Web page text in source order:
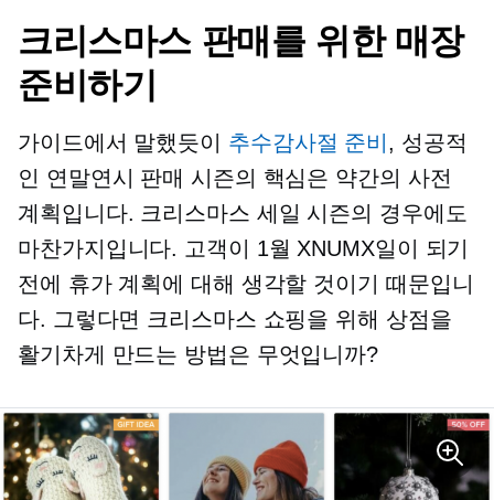
크리스마스 판매를 위한 매장
준비하기
가이드에서 말했듯이 추수감사절 준비, 성공적
인 연말연시 판매 시즌의 핵심은 약간의 사전
계획입니다. 크리스마스 세일 시즌의 경우에도
마찬가지입니다. 고객이 1월 XNUMX일이 되기
전에 휴가 계획에 대해 생각할 것이기 때문입니
다. 그렇다면 크리스마스 쇼핑을 위해 상점을
활기차게 만드는 방법은 무엇입니까?